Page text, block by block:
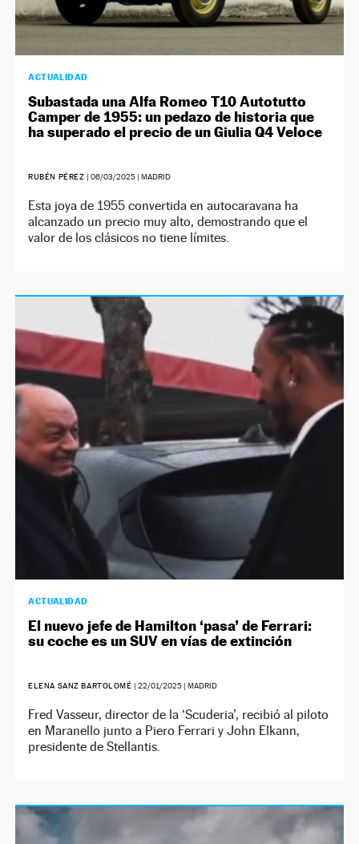
ACTUALIDAD
Subastada una Alfa Romeo T10 Autotutto
Camper de 1955: un pedazo de historia que
ha superado el precio de un Giulia Q4 Veloce
RUBÉN PÉREZ |06/03/2025 | MADRID
Esta joya de 1955 convertida en autocaravana ha
alcanzado un precio muy alto, demostrando que el
valor de los clásicos no tiene límites.
ACTUALIDAD
El nuevo jefe de Hamilton ‘pasa’ de Ferrari:
su coche es un SUV en vías de extinción
ELENA SANZ BARTOLOMÉ |22/01/2025 | MADRID
Fred Vasseur, director de la ‘Scuderia’, recibió al piloto
en Maranello junto a Piero Ferrari y John Elkann,
presidente de Stellantis.